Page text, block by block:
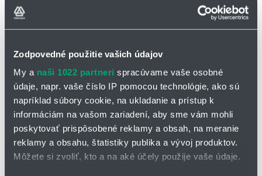
Zodpovedné použitie vašich údajov
My a naši 1022 partneri spracúvame vaše osobné
údaje, napr. vaše číslo IP pomocou technológie, ako sú
napríklad súbory cookie, na ukladanie a prístup k
informáciám na vašom zariadení, aby sme vám mohli
poskytovať prispôsobené reklamy a obsah, na meranie
reklamy a obsahu, štatistiky publika a vývoj produktov.
Môžete si zvoliť, kto a na aké účely použije vaše údaje.
Typické oblasti použití CF300.UL.D:
Pro aplikace s extrémně vysokým zatížením
Vnitřní a vnější použití, odolné proti UV záření
Samonosné pojezdy a kluzné aplikace do délky pojezdu až 400
m a více
Regálové zakládací a vyjímací jednotky pro high-bay sklady,
obráběcí stroje/obráběcí jednotky, pro rychlou manipulaci, čisté
prostory, vkládání polovodičů, přístavní jeřáby, venkovní jeřáby,
aplikace při nízkých teplotách